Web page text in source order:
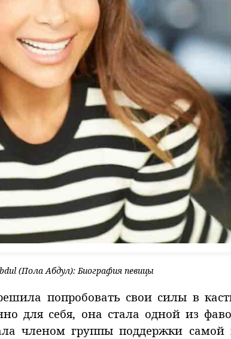
(Пола Абдул): Биография певицы
попробовать свои силы в
для себя, она стала одной из
членом группы поддержки самой